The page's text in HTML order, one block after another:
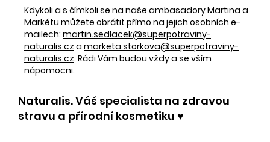
Kdykoli a s čímkoli se na naše ambasadory Martina a
Markétu můžete obrátit přímo na jejich osobních e-
mailech: martin.sedlacek@superpotraviny-
naturalis.cz a marketa.storkova@superpotraviny-
naturalis.cz. Rádi Vám budou vždy a se vším
nápomocni.
Naturalis. Váš specialista na zdravou
stravu a přírodní kosmetiku ♥️